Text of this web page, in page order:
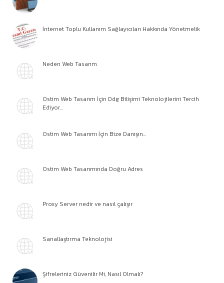
İnternet Toplu Kullanım Sağlayıcıları Hakkında Yönetmelik
Neden Web Tasarım
Ostim Web Tasarım İçin Ddg Bilişimi Teknolojilerini Tercih
Ediyor...
Ostim Web Tasarımı İçin Bize Danışın...
Ostim Web Tasarımında Doğru Adres
Proxy Server nedir ve nasıl çalışır
Sanallaştırma Teknolojisi
Şifreleriniz Güvenilir Mi, Nasıl Olmalı?